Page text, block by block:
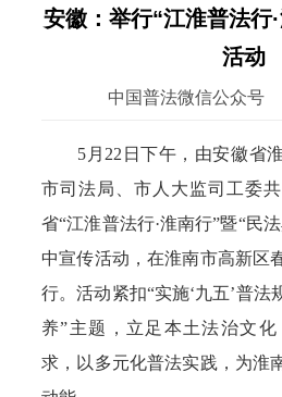
安徽：举行“江淮普法行
活动
中国普法微信公众号
5月22日下午，由安徽省淮
市司法局、市人大监司工委
省“江淮普法行·淮南行”暨“民
中宣传活动，在淮南市高新区
行。活动紧扣“实施‘九五’普
养”主题，立足本土法治文
求，以多元化普法实践，为淮